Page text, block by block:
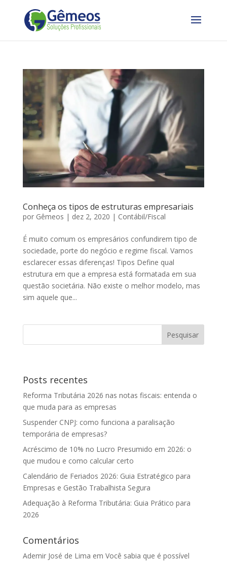
Conheça os tipos de estruturas empresariais
por Gêmeos | dez 2, 2020 | Contábil/Fiscal
É muito comum os empresários confundirem tipo de
sociedade, porte do negócio e regime fiscal. Vamos
esclarecer essas diferenças! Tipos Define qual
estrutura em que a empresa está formatada em sua
questão societária. Não existe o melhor modelo, mas
sim aquele que...
Posts recentes
Reforma Tributária 2026 nas notas fiscais: entenda o
que muda para as empresas
Suspender CNPJ: como funciona a paralisação
temporária de empresas?
Acréscimo de 10% no Lucro Presumido em 2026: o
que mudou e como calcular certo
Calendário de Feriados 2026: Guia Estratégico para
Empresas e Gestão Trabalhista Segura
Adequação à Reforma Tributária: Guia Prático para
2026
Comentários
Ademir José de Lima em Você sabia que é possível